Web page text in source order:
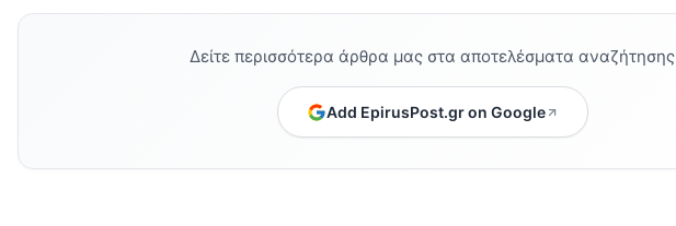
Δείτε περισσότερα άρθρα μας στα αποτελέσματα αναζήτησης
Add EpirusPost.gr on Google